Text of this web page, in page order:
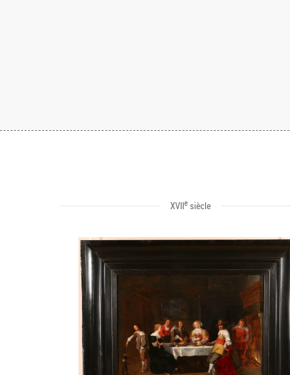
XVIIe siècle